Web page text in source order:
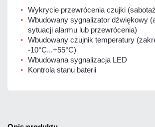
Wykrycie przewrócenia czujki
Wbudowany sygnalizator dźwiękowy
sytuacji alarmu lub przewrócenia)
Wbudowany czujnik temperatury
-10°C...+55°C)
Wbudowana sygnalizacja LED
Kontrola stanu baterii